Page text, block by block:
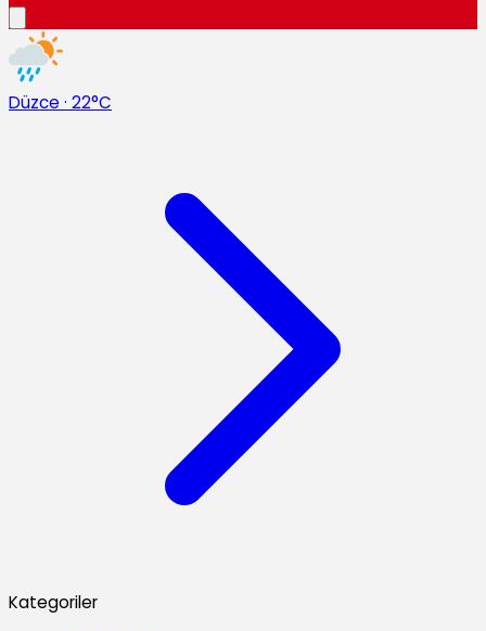
Düzce · 22°C
Kategoriler